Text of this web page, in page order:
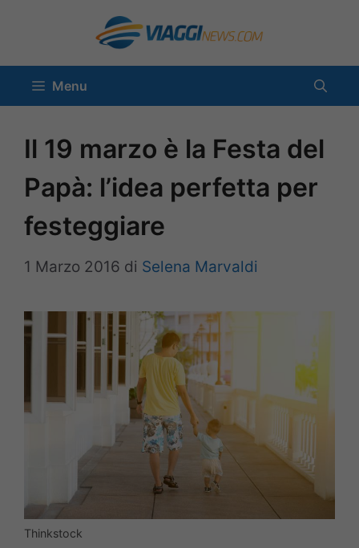
contenuto
Menu
Il 19 marzo è la Festa del
Papà: l’idea perfetta per
festeggiare
1 Marzo 2016 di Selena Marvaldi
Thinkstock